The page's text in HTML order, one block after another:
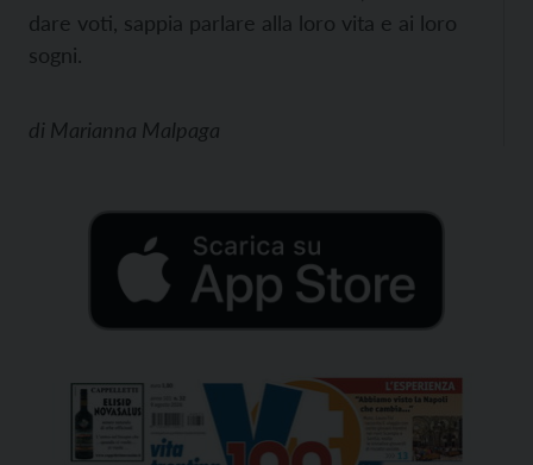
dare voti, sappia parlare alla loro vita e ai loro
sogni.
di Marianna Malpaga